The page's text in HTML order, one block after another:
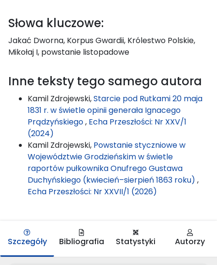
Słowa kluczowe:
Jakać Dworna, Korpus Gwardii, Królestwo Polskie,
Mikołaj I, powstanie listopadowe
Inne teksty tego samego autora
Kamil Zdrojewski,Starcie pod Rutkami 20 maja
1831 r. w świetle opinii generała Ignacego
Prądzyńskiego, Echa Przeszłości: Nr XXV/1
(2024)
Kamil Zdrojewski, Powstanie styczniowe w
Województwie Grodzieńskim w świetle
raportów pułkownika Onufrego Gustawa
Duchyńskiego (kwiecień–sierpień 1863 roku) ,
Echa Przeszłości: Nr XXVII/1 (2026)
Szczegóły Bibliografia Statystyki Autorzy